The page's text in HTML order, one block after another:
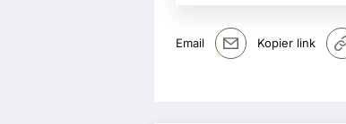
Email Kopier link